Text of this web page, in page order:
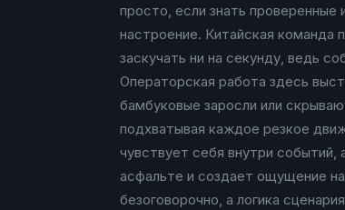
просто, если знать проверенные
настроение. Китайская команда
заскучать ни на секунду, ведь
Операторская работа здесь
бамбуковые заросли или
подхватывая каждое резкое
чувствует себя внутри
асфальте и создает ощущение
безоговорочно, а логика